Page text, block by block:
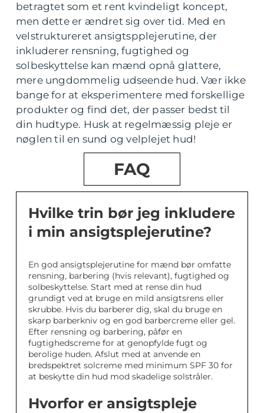
betragtet som et rent kvindeligt koncept,
men dette er ændret sig over tid. Med en
velstruktureret ansigtspplejerutine, der
inkluderer rensning, fugtighed og
solbeskyttelse kan mænd opnå glattere,
mere ungdommelig udseende hud. Vær ikke
bange for at eksperimentere med forskellige
produkter og find det, der passer bedst til
din hudtype. Husk at regelmæssig pleje er
nøglen til en sund og velplejet hud!
FAQ
Hvilke trin bør jeg inkludere
i min ansigtsplejerutine?
En god ansigtsplejerutine for mænd bør omfatte
rensning, barbering (hvis relevant), fugtighed og
solbeskyttelse. Start med at rense din hud
grundigt ved at bruge en mild ansigtsrens eller
skrubbe. Hvis du barberer dig, skal du bruge en
skarp barberkniv og en god barbercreme eller gel.
Efter rensning og barbering, påfør en
fugtighedscreme for at genopfylde fugt og
berolige huden. Afslut med at anvende en
bredspektret solcreme med minimum SPF 30 for
at beskytte din hud mod skadelige solstråler.
Hvorfor er ansigtspleje